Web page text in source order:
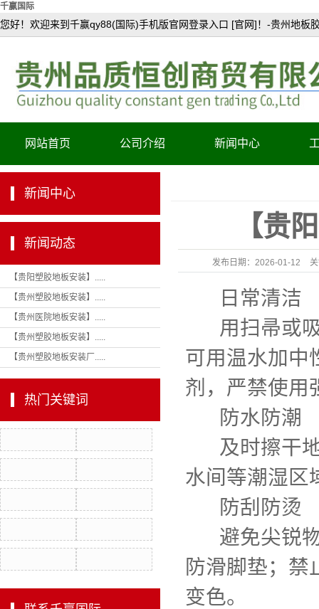
千赢国际
您好！欢迎来到千赢qy88(国际)手机版官网登录入口 [官网]！-贵州地板
网站首页 公司介绍 新闻中心
除
悬浮
室外
室内
新闻中心
新闻动态
【贵阳塑胶地板安装】.....
【贵州塑胶地板安装】.....
【贵州医院地板安装】.....
【贵州塑胶地板安装】.....
【贵州塑胶地板安装厂.....
热门关键词
【贵
发布日期： 2026-01-12
日常清洁
用扫帚或吸
可用温水加中
剂，严禁使用
防水防潮
及时擦干地
水间等潮湿区
防刮防烫
避免尖锐物
防滑脚垫；禁
变色。